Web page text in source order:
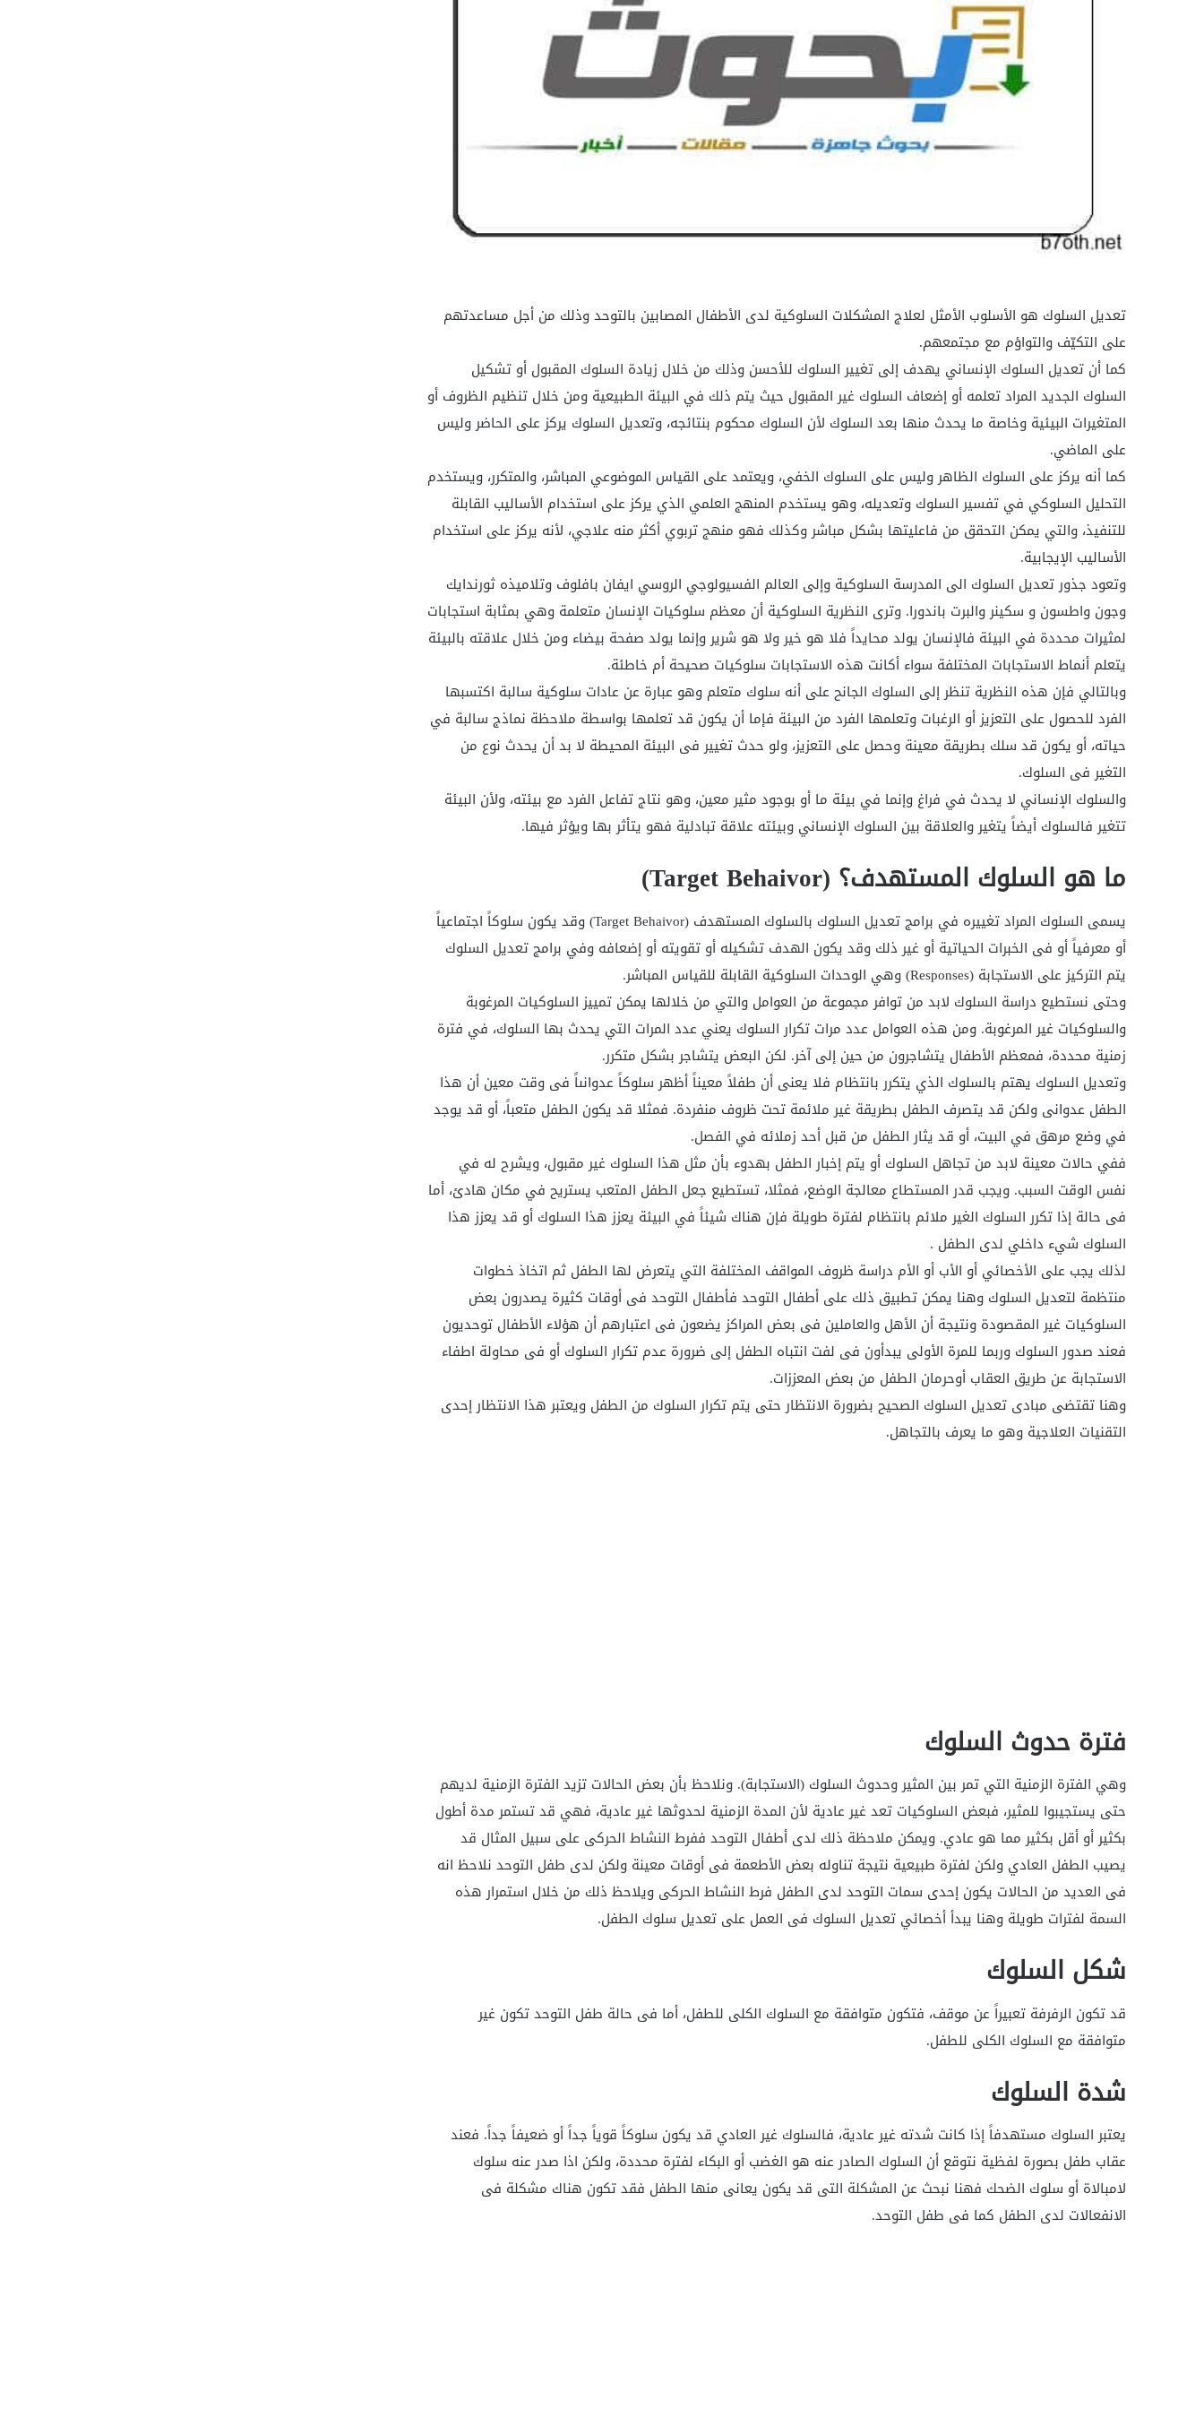
تعديل السلوك هو الأسلوب الأمثل لعلاج المشكلات السلوكية لدى الأطفال المصابين بالتوحد وذلك من أجل مساعدتهم
على التكيّف والتواؤم مع مجتمعهم.
كما أن تعديل السلوك الإنساني يهدف إلى تغيير السلوك للأحسن وذلك من خلال زيادة السلوك المقبول أو تشكيل
السلوك الجديد المراد تعلمه أو إضعاف السلوك غير المقبول حيث يتم ذلك في البيئة الطبيعية ومن خلال تنظيم الظروف أو
المتغيرات البيئية وخاصة ما يحدث منها بعد السلوك لأن السلوك محكوم بنتائجه، وتعديل السلوك يركز على الحاضر وليس
على الماضي.
كما أنه يركز على السلوك الظاهر وليس على السلوك الخفي، ويعتمد على القياس الموضوعي المباشر، والمتكرر، ويستخدم
التحليل السلوكي في تفسير السلوك وتعديله، وهو يستخدم المنهج العلمي الذي يركز على استخدام الأساليب القابلة
للتنفيذ، والتي يمكن التحقق من فاعليتها بشكل مباشر وكذلك فهو منهج تربوي أكثر منه علاجي، لأنه يركز على استخدام
الأساليب الإيجابية.
وتعود جذور تعديل السلوك الى المدرسة السلوكية وإلى العالم الفسيولوجي الروسي ايفان بافلوف وتلاميذه ثورندايك
وجون واطسون و سكينر والبرت باندورا. وترى النظرية السلوكية أن معظم سلوكيات الإنسان متعلمة وهي بمثابة استجابات
لمثيرات محددة في البيئة فالإنسان يولد محايداً فلا هو خير ولا هو شرير وإنما يولد صفحة بيضاء ومن خلال علاقته بالبيئة
يتعلم أنماط الاستجابات المختلفة سواء أكانت هذه الاستجابات سلوكيات صحيحة أم خاطئة.
وبالتالي فإن هذه النظرية تنظر إلى السلوك الجانح على أنه سلوك متعلم وهو عبارة عن عادات سلوكية سالبة اكتسبها
الفرد للحصول على التعزيز أو الرغبات وتعلمها الفرد من البيئة فإما أن يكون قد تعلمها بواسطة ملاحظة نماذج سالبة في
حياته، أو يكون قد سلك بطريقة معينة وحصل على التعزيز، ولو حدث تغيير فى البيئة المحيطة لا بد أن يحدث نوع من
التغير فى السلوك.
والسلوك الإنساني لا يحدث في فراغ وإنما في بيئة ما أو بوجود مثير معين، وهو نتاج تفاعل الفرد مع بيئته، ولأن البيئة
تتغير فالسلوك أيضاً يتغير والعلاقة بين السلوك الإنساني وبيئته علاقة تبادلية فهو يتأثر بها ويؤثر فيها.
ما هو السلوك المستهدف؟ (Target Behaivor)
يسمى السلوك المراد تغييره في برامج تعديل السلوك بالسلوك المستهدف (Target Behaivor) وقد يكون سلوكاً اجتماعياً
أو معرفياً أو فى الخبرات الحياتية أو غير ذلك وقد يكون الهدف تشكيله أو تقويته أو إضعافه وفي برامج تعديل السلوك
يتم التركيز على الاستجابة (Responses) وهي الوحدات السلوكية القابلة للقياس المباشر.
وحتى نستطيع دراسة السلوك لابد من توافر مجموعة من العوامل والتي من خلالها يمكن تمييز السلوكيات المرغوبة
والسلوكيات غير المرغوبة. ومن هذه العوامل عدد مرات تكرار السلوك يعني عدد المرات التي يحدث بها السلوك، في فترة
زمنية محددة، فمعظم الأطفال يتشاجرون من حين إلى آخر. لكن البعض يتشاجر بشكل متكرر.
وتعديل السلوك يهتم بالسلوك الذي يتكرر بانتظام فلا يعنى أن طفلاً معيناً أظهر سلوكاً عدوانىاً فى وقت معين أن هذا
الطفل عدوانى ولكن قد يتصرف الطفل بطريقة غير ملائمة تحت ظروف منفردة. فمثلا قد يكون الطفل متعباً، أو قد يوجد
في وضع مرهق في البيت، أو قد يثار الطفل من قبل أحد زملائه في الفصل.
ففي حالات معينة لابد من تجاهل السلوك أو يتم إخبار الطفل بهدوء بأن مثل هذا السلوك غير مقبول، ويشرح له في
نفس الوقت السبب. ويجب قدر المستطاع معالجة الوضع، فمثلا، تستطيع جعل الطفل المتعب يستريح في مكان هادئ، أما
فى حالة إذا تكرر السلوك الغير ملائم بانتظام لفترة طويلة فإن هناك شيئاً في البيئة يعزز هذا السلوك أو قد يعزز هذا
السلوك شيء داخلي لدى الطفل .
لذلك يجب على الأخصائي أو الأب أو الأم دراسة ظروف المواقف المختلفة التي يتعرض لها الطفل ثم اتخاذ خطوات
منتظمة لتعديل السلوك وهنا يمكن تطبيق ذلك على أطفال التوحد فأطفال التوحد فى أوقات كثيرة يصدرون بعض
السلوكيات غير المقصودة ونتيجة أن الأهل والعاملين فى بعض المراكز يضعون فى اعتبارهم أن هؤلاء الأطفال توحديون
فعند صدور السلوك وربما للمرة الأولى يبدأون فى لفت انتباه الطفل إلى ضرورة عدم تكرار السلوك أو فى محاولة اطفاء
الاستجابة عن طريق العقاب أوحرمان الطفل من بعض المعززات.
وهنا تقتضى مبادى تعديل السلوك الصحيح بضرورة الانتظار حتى يتم تكرار السلوك من الطفل ويعتبر هذا الانتظار إحدى
التقنيات العلاجية وهو ما يعرف بالتجاهل.
فترة حدوث السلوك
وهي الفترة الزمنية التي تمر بين المثير وحدوث السلوك (الاستجابة). ونلاحظ بأن بعض الحالات تزيد الفترة الزمنية لديهم
حتى يستجيبوا للمثير، فبعض السلوكيات تعد غير عادية لأن المدة الزمنية لحدوثها غير عادية، فهي قد تستمر مدة أطول
بكثير أو أقل بكثير مما هو عادي. ويمكن ملاحظة ذلك لدى أطفال التوحد ففرط النشاط الحركى على سبيل المثال قد
يصيب الطفل العادي ولكن لفترة طبيعية نتيجة تناوله بعض الأطعمة فى أوقات معينة ولكن لدى طفل التوحد نلاحظ انه
فى العديد من الحالات يكون إحدى سمات التوحد لدى الطفل فرط النشاط الحركى ويلاحظ ذلك من خلال استمرار هذه
السمة لفترات طويلة وهنا يبدأ أخصائي تعديل السلوك فى العمل على تعديل سلوك الطفل.
شكل السلوك
قد تكون الرفرفة تعبيراً عن موقف، فتكون متوافقة مع السلوك الكلى للطفل، أما فى حالة طفل التوحد تكون غير
متوافقة مع السلوك الكلى للطفل.
شدة السلوك
يعتبر السلوك مستهدفاً إذا كانت شدته غير عادية، فالسلوك غير العادي قد يكون سلوكاً قوياً جداً أو ضعيفاً جداً. فعند
عقاب طفل بصورة لفظية نتوقع أن السلوك الصادر عنه هو الغضب أو البكاء لفترة محددة، ولكن اذا صدر عنه سلوك
لامبالاة أو سلوك الضحك فهنا نبحث عن المشكلة التى قد يكون يعانى منها الطفل فقد تكون هناك مشكلة فى
الانفعالات لدى الطفل كما فى طفل التوحد.